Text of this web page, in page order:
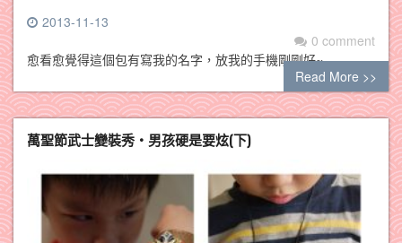
2013-11-13
0 comment
愈看愈覺得這個包有寫我的名字，放我的手機剛剛好~
Read More >>
萬聖節武士變裝秀‧男孩硬是要炫(下)